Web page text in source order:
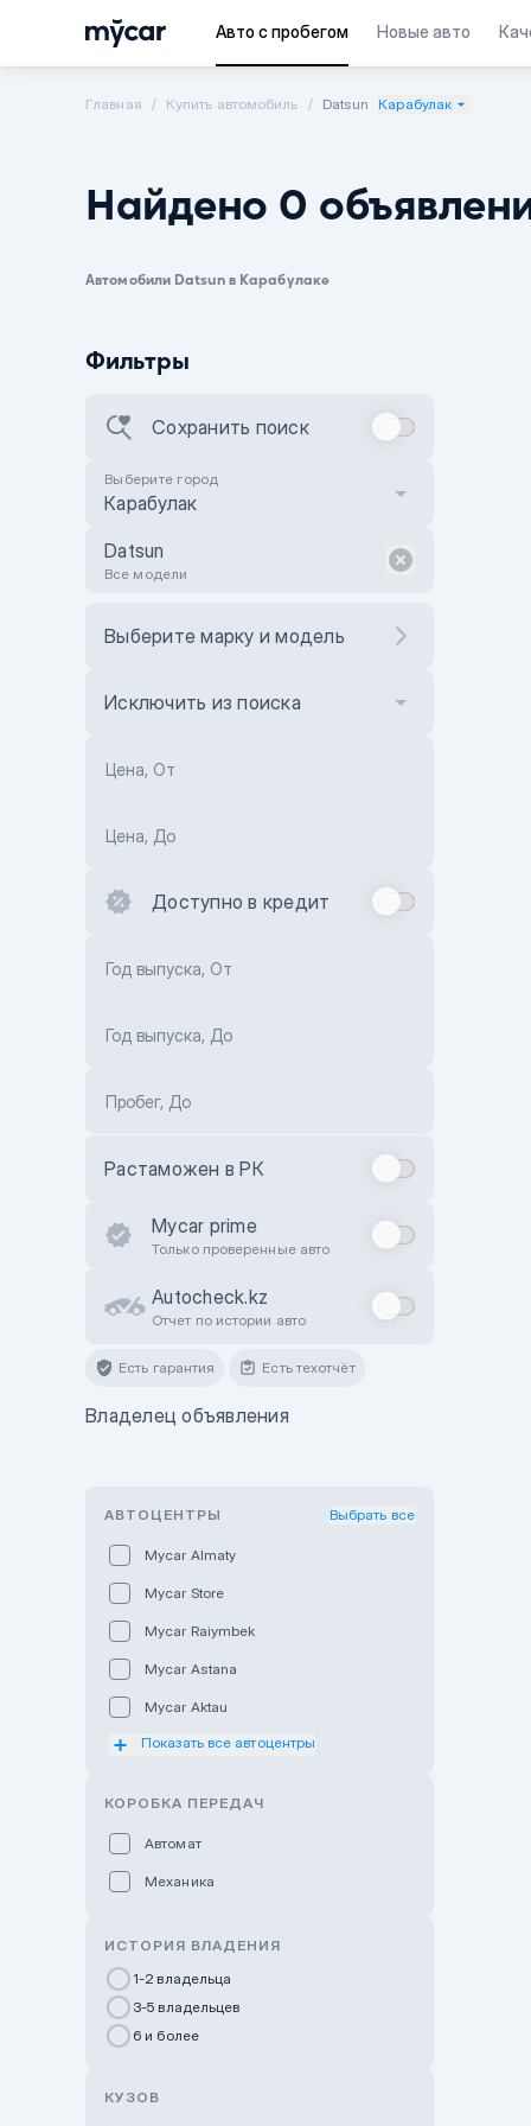
Авто с пробегом Новые авто
Главная Купить автомобиль Datsun Карабулак
Найдено 0
Автомобили Datsun в Карабулаке
Фильтры
Сохранить поиск
Выберите город
Карабулак
Datsun
Все модели
Выберите марку и модель
Исключить из поиска
Цена, От
Цена, До
Доступно в кредит
Год выпуска, От
Год выпуска, До
Пробег, До
Растаможен в РК
Mycar prime
Только проверенные авто
Autocheck.kz
Отчет по истории авто
Есть гарантия Есть техотчёт
Владелец объявления
АВТОЦЕНТРЫ Выбрать все
Mycar Almaty
Mycar Store
Mycar Raiymbek
Mycar Astana
Mycar Aktau
Mycar Uralsk
GWM Nurly Zhol
Chery Astana
Показать все автоцентры
КОРОБКА ПЕРЕДАЧ
Автомат
Механика
ИСТОРИЯ ВЛАДЕНИЯ
1-2 владельца
3-5 владельцев
6 и более
КУЗОВ